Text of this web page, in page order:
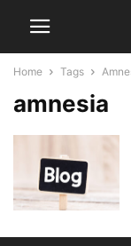
Home Tags
amnesia